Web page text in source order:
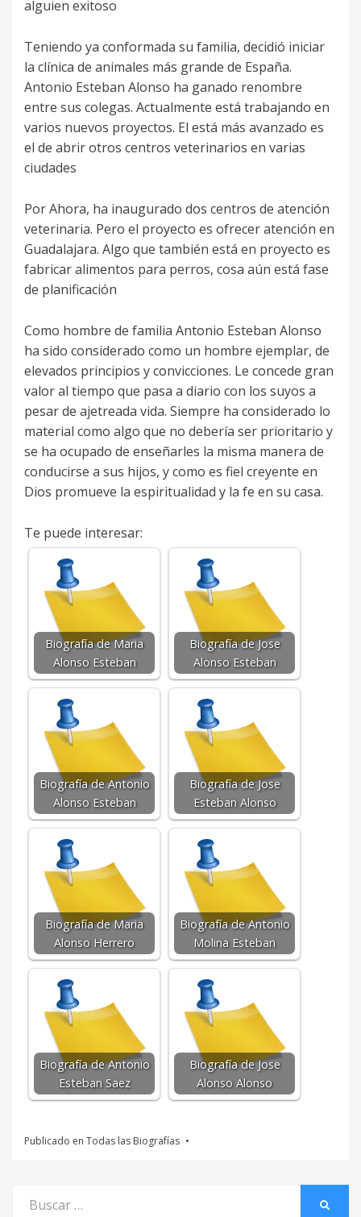
alguien exitoso
Teniendo ya conformada su familia, decidió iniciar
la clínica de animales más grande de España.
Antonio Esteban Alonso ha ganado renombre
entre sus colegas. Actualmente está trabajando en
varios nuevos proyectos. El está más avanzado es
el de abrir otros centros veterinarios en varias
ciudades
Por Ahora, ha inaugurado dos centros de atención
veterinaria. Pero el proyecto es ofrecer atención en
Guadalajara. Algo que también está en proyecto es
fabricar alimentos para perros, cosa aún está fase
de planificación
Como hombre de familia Antonio Esteban Alonso
ha sido considerado como un hombre ejemplar, de
elevados principios y convicciones. Le concede gran
valor al tiempo que pasa a diario con los suyos a
pesar de ajetreada vida. Siempre ha considerado lo
material como algo que no debería ser prioritario y
se ha ocupado de enseñarles la misma manera de
conducirse a sus hijos, y como es fiel creyente en
Dios promueve la espiritualidad y la fe en su casa.
Te puede interesar:
Biografía de Maria
Alonso Esteban
Biografía de Jose
Alonso Esteban
Biografía de Antonio
Alonso Esteban
Biografía de Jose
Esteban Alonso
Biografía de Maria
Alonso Herrero
Biografía de Antonio
Molina Esteban
Biografía de Antonio
Esteban Saez
Biografía de Jose
Alonso Alonso
Publicado en Todas las Biografías